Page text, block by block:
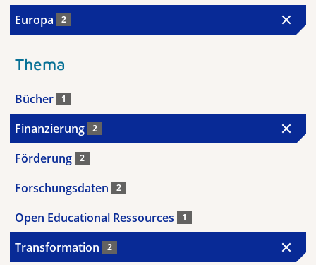
Europa 2
Thema
Bücher 1
Finanzierung 2
Förderung 2
Forschungsdaten 2
Open Educational Ressources 1
Transformation 2